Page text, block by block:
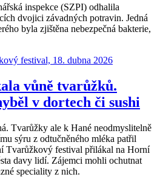
inspekce (SZPI) odhalila
dvojici závadných potravin. Jedná
byla zjištěna nebezpečná bakterie,
vůně tvarůžků.
v dortech či sushi
Tvarůžky ale k Hané neodmyslitelně
sýru z odtučněného mléka patřil
Tvarůžkový festival přilákal na Horní
davy lidí. Zájemci mohli ochutnat
speciality z nich.